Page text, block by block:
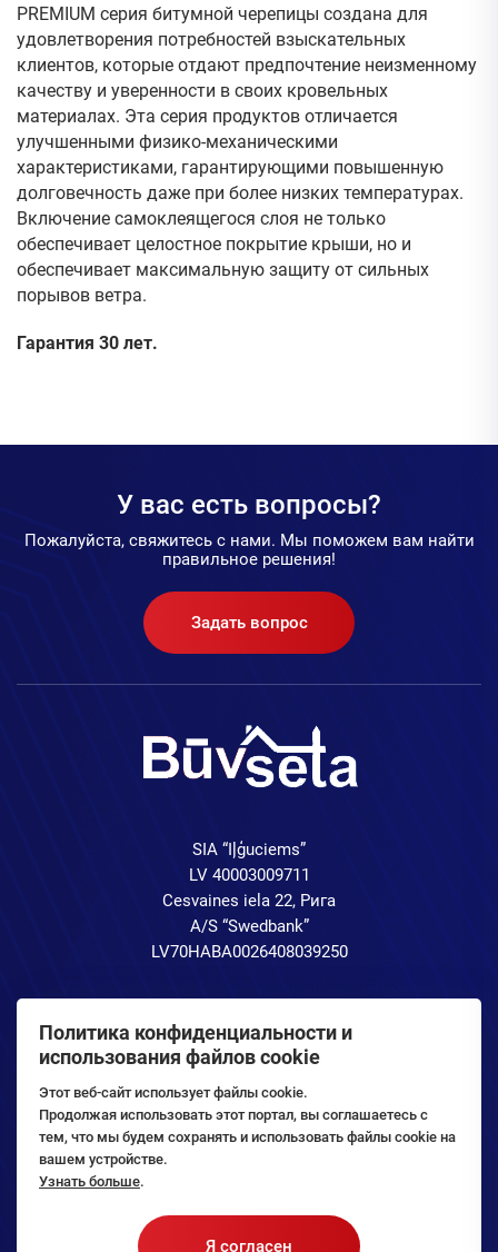
PREMIUM серия битумной черепицы создана для
удовлетворения потребностей взыскательных
клиентов, которые отдают предпочтение неизменному
качеству и уверенности в своих кровельных
материалах. Эта серия продуктов отличается
улучшенными физико-механическими
характеристиками, гарантирующими повышенную
долговечность даже при более низких температурах.
Включение самоклеящегося слоя не только
обеспечивает целостное покрытие крыши, но и
обеспечивает максимальную защиту от сильных
порывов ветра.
Гарантия 30 лет.
У вас есть вопросы?
Пожалуйста, свяжитесь с нами. Мы поможем вам найти
правильное решения!
Задать вопрос
SIA “Iļģuciems”
LV 40003009711
Cesvaines iela 22, Рига
A/S “Swedbank”
LV70HABA0026408039250
Авторское право © 2026, SIA “Iļģuciems”
Политика конфиденциальности и
использования файлов cookie
Этот веб-сайт использует файлы cookie.
Продолжая использовать этот портал, вы соглашаетесь с
тем, что мы будем сохранять и использовать файлы cookie на
вашем устройстве.
Узнать больше.
Я согласен